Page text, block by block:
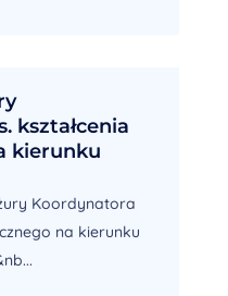
kształcenia
kierunku
Koordynatora
na kierunku